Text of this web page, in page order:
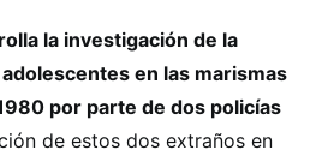
la investigación de la
en las marismas
por parte de dos policías
de estos dos extraños en